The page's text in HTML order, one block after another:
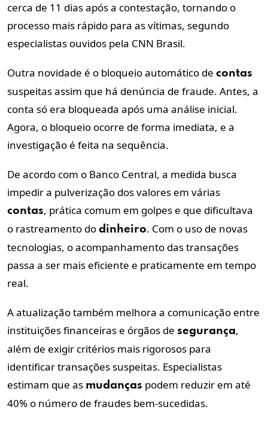
cerca de 11 dias após a contestação, tornando o
processo mais rápido para as vítimas, segundo
especialistas ouvidos pela CNN Brasil.
Outra novidade é o bloqueio automático de contas
suspeitas assim que há denúncia de fraude. Antes, a
conta só era bloqueada após uma análise inicial.
Agora, o bloqueio ocorre de forma imediata, e a
investigação é feita na sequência.
De acordo com o Banco Central, a medida busca
impedir a pulverização dos valores em várias
contas, prática comum em golpes e que dificultava
o rastreamento do dinheiro. Com o uso de novas
tecnologias, o acompanhamento das transações
passa a ser mais eficiente e praticamente em tempo
real.
A atualização também melhora a comunicação entre
instituições financeiras e órgãos de segurança,
além de exigir critérios mais rigorosos para
identificar transações suspeitas. Especialistas
estimam que as mudanças podem reduzir em até
40% o número de fraudes bem-sucedidas.